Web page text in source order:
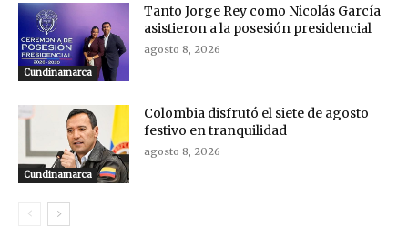
Cundinamarca
Tanto Jorge Rey como Nicolás García
asistieron a la posesión presidencial
agosto 8, 2026
Cundinamarca
Colombia disfrutó el siete de agosto
festivo en tranquilidad
agosto 8, 2026